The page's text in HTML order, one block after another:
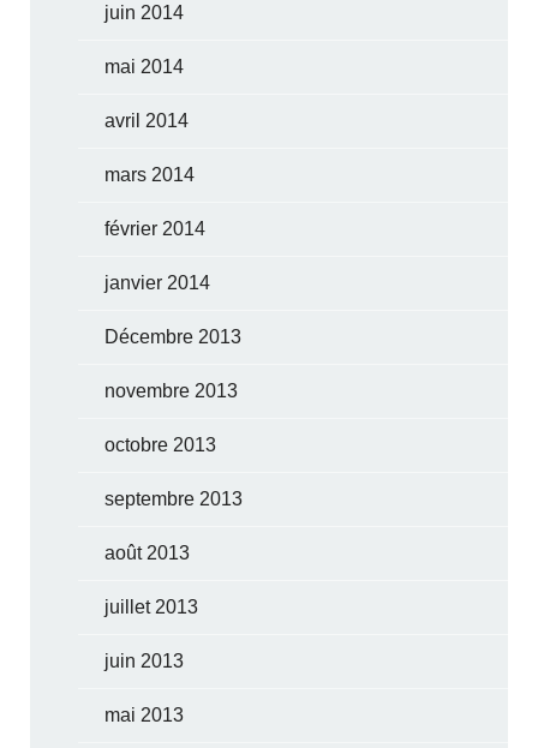
juin 2014
mai 2014
avril 2014
mars 2014
février 2014
janvier 2014
Décembre 2013
novembre 2013
octobre 2013
septembre 2013
août 2013
juillet 2013
juin 2013
mai 2013